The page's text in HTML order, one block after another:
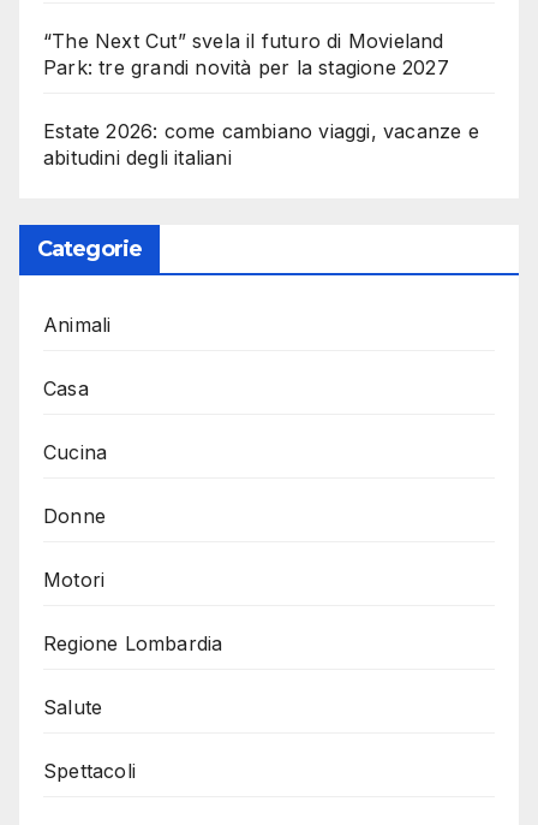
“The Next Cut” svela il futuro di Movieland
Park: tre grandi novità per la stagione 2027
Estate 2026: come cambiano viaggi, vacanze e
abitudini degli italiani
Categorie
Animali
Casa
Cucina
Donne
Motori
Regione Lombardia
Salute
Spettacoli